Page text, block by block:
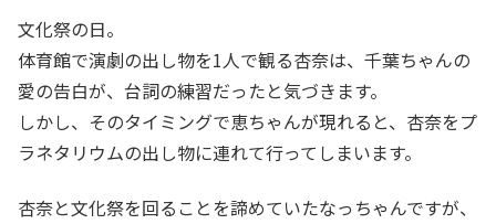
文化祭の日。
体育館で演劇の出し物を1人で観る杏奈は、千葉ちゃんの
愛の告白が、台詞の練習だったと気づきます。
しかし、そのタイミングで恵ちゃんが現れると、杏奈をプ
ラネタリウムの出し物に連れて行ってしまいます。
杏奈と文化祭を回ることを諦めていたなっちゃんですが、